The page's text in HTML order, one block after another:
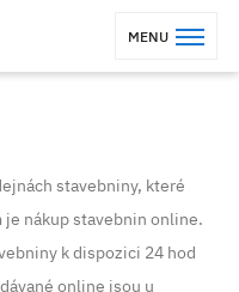
MENU
stavebniny, které
nákup stavebnin online.
k dispozici 24 hod
online jsou u